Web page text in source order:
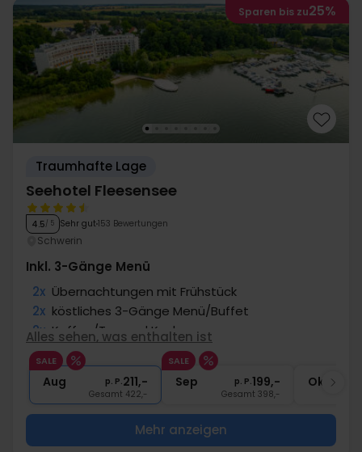
Sparen bis zu25%
Traumhafte Lage
Seehotel Fleesensee
4.5/ 5 Sehr gut 153 Bewertungen
Schwerin
Inkl. 3-Gänge Menü
2x Übernachtungen mit Frühstück
2x köstliches 3-Gänge Menü/Buffet
2x Kaffee/Tee und Kuchen
1x ein Gratisgetränk
∞ Gratis Nutzung Spa-/Wellnessbereich
Alles sehen, was enthalten ist
SALE
Aug p. P.211,-
Gesamt 422,-
SALE
Sep p. P.199,-
Gesamt 398,-
Okt
Mehr anzeigen